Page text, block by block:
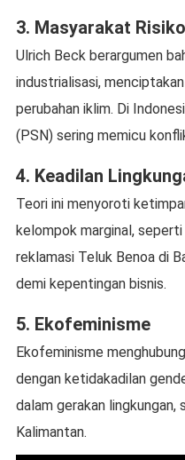
3. Masyarakat
Ulrich Beck berargumen
industrialisasi,
perubahan iklim. Di
(PSN) sering memicu
4. Keadilan
Teori ini menyoroti
kelompok marginal,
reklamasi Teluk Benoa di
demi kepentingan bisnis.
5. Ekofeminisme
Ekofeminisme
dengan ketidakadilan
dalam gerakan
Kalimantan.